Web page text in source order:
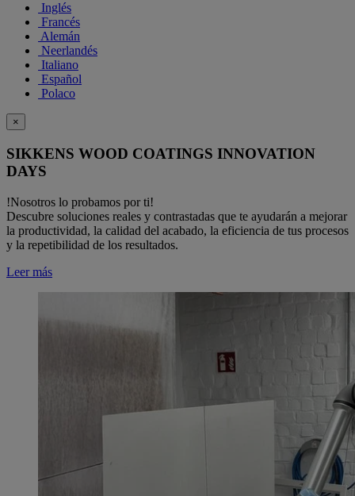
Inglés
Francés
Alemán
Neerlandés
Italiano
Español
Polaco
×
SIKKENS WOOD COATINGS INNOVATION
DAYS
!Nosotros lo probamos por ti!
Descubre soluciones reales y contrastadas que te ayudarán a mejorar
la productividad, la calidad del acabado, la eficiencia de tus procesos
y la repetibilidad de los resultados.
Leer más